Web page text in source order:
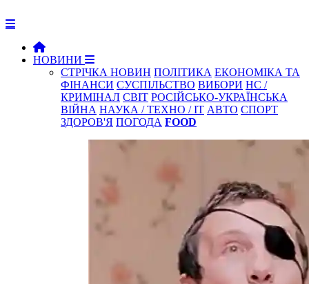
НОВИНИ
СТРІЧКА НОВИН ПОЛІТИКА ЕКОНОМІКА ТА
ФІНАНСИ СУСПІЛЬСТВО ВИБОРИ НС /
КРИМІНАЛ СВІТ РОСІЙСЬКО-УКРАЇНСЬКА
ВІЙНА НАУКА / ТЕХНО / IT АВТО СПОРТ
ЗДОРОВ'Я ПОГОДА FOOD